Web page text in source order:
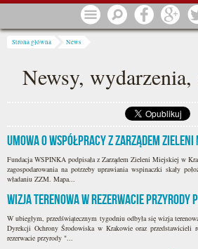
Przejdź do treści Menu Szukaj Facebook Google
Jesteś tutaj
Strona główna News
Newsy,
Umowa o współpracy z Zarządem
Fundacja WSPINKA podpisała z Zarządem Zieleni Miejskiej w
zagospodarowania na potrzeby uprawiania wspinaczki skały
władaniu ZZM. Mapa...
Wizja terenowa w rezerwacie przyrody
W ubiegłym, przedświątecznym tygodniu odbyła się wizja
Dyrekcji Ochrony Środowiska w Krakowie oraz przedstawicieli
rezerwacie przyrody "...